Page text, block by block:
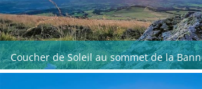
Coucher de Soleil au sommet de la